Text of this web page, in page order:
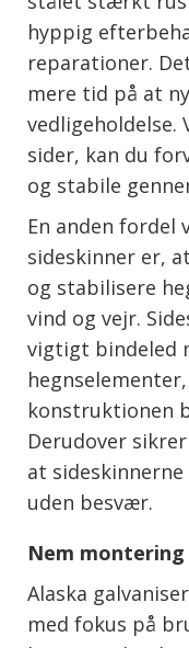
hyppig
reparationer.
mere tid på at
vedligeholdelse.
sider, kan du
og stabile
En anden fordel
sideskinner er,
og stabilisere
vind og vejr.
vigtigt bindeled
konstruktionen
Derudover
at
uden besvær.
Nem
Alaska
med fokus på